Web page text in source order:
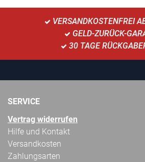
VERSANDKOSTENFREI
GELD-ZURÜCK-
30 TAGE
SERVICE
Vertrag widerrufen
Hilfe und Kontakt
Versandkosten
Zahlungsarten